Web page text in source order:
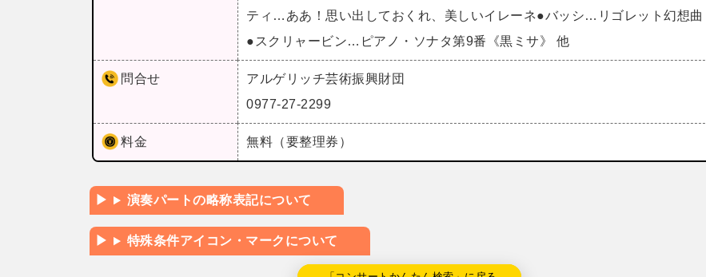
ティ…ああ！思い出しておくれ、美しいイレーネ●バッシ…リゴレット幻想曲
●スクリャービン…ピアノ・ソナタ第9番《黒ミサ》 他
問合せ
アルゲリッチ芸術振興財団
0977-27-2299
料金 無料（要整理券）
演奏パートの略称表記について
特殊条件アイコン・マークについて